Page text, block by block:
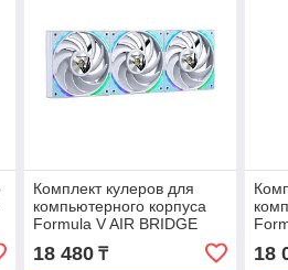
Комплект кулеров для
компьютерного корпуса
Formula V AIR BRIDGE
PLUS WH - 3 в1
18 480₸ 18